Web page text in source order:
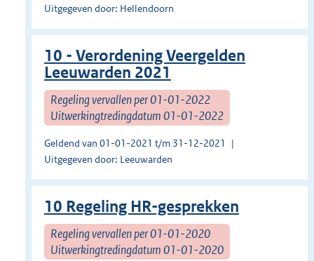
Uitgegeven door: Hellendoorn
10 - Verordening Veergelden
Leeuwarden 2021
Regeling vervallen per 01-01-2022
Uitwerkingtredingdatum 01-01-2022
Geldend van 01-01-2021 t/m 31-12-2021
Uitgegeven door: Leeuwarden
10 Regeling HR-gesprekken
Regeling vervallen per 01-01-2020
Uitwerkingtredingdatum 01-01-2020